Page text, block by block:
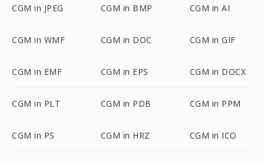
CGM in JPEG CGM in BMP CGM in AI
CGM in WMF CGM in DOC CGM in GIF
CGM in EMF CGM in EPS CGM in DOCX
CGM in PLT CGM in PDB CGM in PPM
CGM in PS CGM in HRZ CGM in ICO